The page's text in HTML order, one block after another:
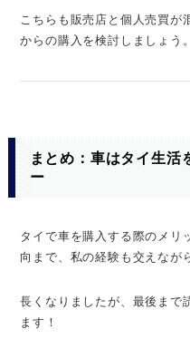
こちらも販売店と個人売買が
からの購入を検討しましょう。
まとめ：車はタイ生活
ー
タイで車を購入する際のメリ
向まで、私の経験も交えなが
長くなりましたが、最後まで
ます！